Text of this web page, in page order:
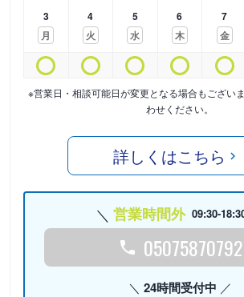
3
月
4
火
5
水
6
木
7
金
※営業日・相談可能日が変更となる場合もござい
わせください。
詳しくはこちら
営業時間外 09:30-
05075870792
24時間受付中